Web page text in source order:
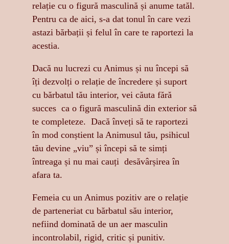
relație cu o figură masculină și anume tatăl.
Pentru ca de aici, s-a dat tonul în care vezi
astazi bărbații și felul în care te raportezi la
acestia.
Dacă nu lucrezi cu Animus și nu începi să
îți dezvolți o relație de încredere și suport
cu bărbatul tău interior, vei căuta fără
succes ca o figură masculină din exterior să
te completeze. Dacă înveți să te raportezi
în mod conștient la Animusul tău, psihicul
tău devine „viu” și începi să te simți
întreaga și nu mai cauți desăvârșirea în
afara ta.
Femeia cu un Animus pozitiv are o relație
de parteneriat cu bărbatul său interior,
nefiind dominată de un aer masculin
incontrolabil, rigid, critic și punitiv.